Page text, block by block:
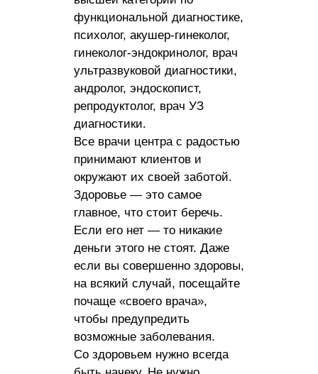
функциональной диагностике,
психолог, акушер-гинеколог,
гинеколог-эндокринолог, врач
ультразвуковой диагностики,
андролог, эндоскопист,
репродуктолог, врач УЗ
диагностики.
Все врачи центра с радостью
принимают клиентов и
окружают их своей заботой.
Здоровье — это самое
главное, что стоит беречь.
Если его нет — то никакие
деньги этого не стоят. Даже
если вы совершенно здоровы,
на всякий случай, посещайте
почаще «своего врача»,
чтобы предупредить
возможные заболевания.
Со здоровьем нужно всегда